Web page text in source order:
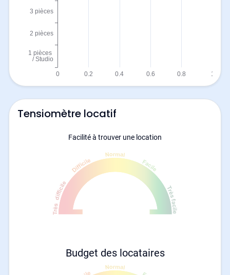
Tensiomètre locatif
Facilité à trouver une location
Budget des locataires